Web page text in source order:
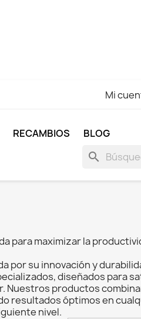
Mi
RECAMBIOS BLOG
search
para maximizar la
por su innovación y
diseñados para
Nuestros productos
resultados óptimos en
nivel.